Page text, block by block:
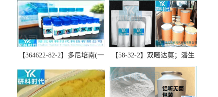
【364622-82-2】多尼培南(一
精品科研试剂-湖北研科时代
科技-“研”无止境;“科”学创
【58-32-2】双嘧达莫；潘生
丁-精品科研试剂-湖北研科时
代科技-“研”无止境;“科”学创
新！支持三方验证；支持定